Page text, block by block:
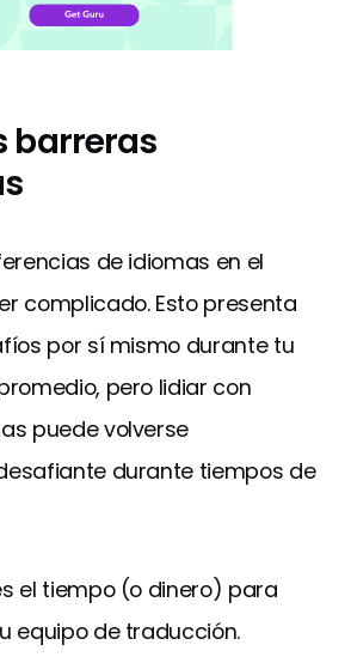
barreras
de idiomas en el
complicado. Esto presenta
por sí mismo durante tu
pero lidiar con
puede volverse
durante tiempos de
el tiempo (o dinero) para
equipo de traducción.